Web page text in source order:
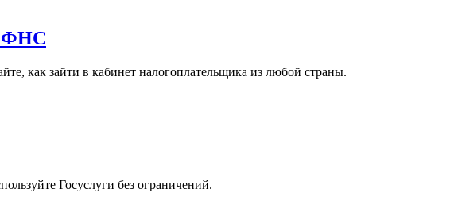
ФНС
как зайти в кабинет налогоплательщика из любой страны.
Госуслуги без ограничений.